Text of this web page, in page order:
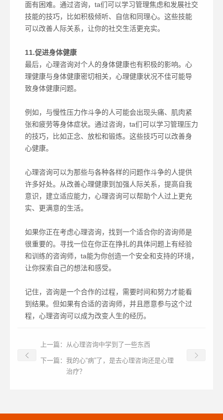
面有困难。通过咨询，ta们可以学习管理焦虑和发展社交
技能的技巧，比如积极倾听、自信和同理心。这些技能
可以改善人际关系，让你的社交生活更充实。
11.促进身体健康‍
最后，心理咨询对个人的身体健康也有积极的影响。心
理健康与身体健康密切相关，心理健康状况不佳可能导
致身体健康问题。
例如，与慢性压力作斗争的人可能会出现头痛、肌肉紧
张和疲劳等身体症状。通过咨询，ta们可以学习管理压力
的技巧，比如正念、放松和锻炼。这些技巧可以改善身
心健康。
心理咨询可以为那些与各种各样的问题作斗争的人提供
许多好处。从改善心理健康到加强人际关系，提高自我
意识，建立适应能力，心理咨询可以帮助个人过上更充
实、更满意的生活。
如果你正在考虑心理咨询，找到一个适合你的咨询师是
很重要的。寻找一位在你正在挣扎的具体问题上有经验
和训练的咨询师，ta能为你创造一个安全和支持的环境，
让你探索自己的想法和感受。
记住，咨询是一个合作的过程，需要时间和努力才能看
到结果。但如果有合适的咨询师，并且愿意参与这个过
程，心理咨询可以成为改变人生的经历。
上一篇： 从心理咨询中学到了一些东西
下一篇： 我的心“病”了，是去心理咨询还是心理
治疗？